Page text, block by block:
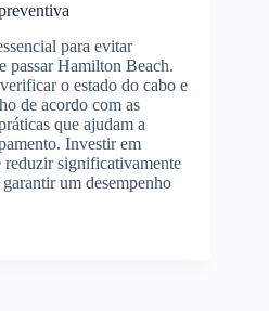
para evitar
passar Hamilton Beach.
o estado do cabo e
de acordo com as
que ajudam a
Investir em
reduzir significativamente
um desempenho